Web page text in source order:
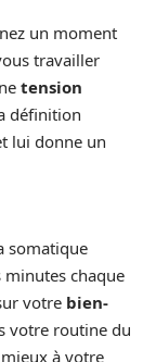
un moment
travailler
tension
définition
lui donne un
somatique
chaque
votre bien-
votre routine du
à votre